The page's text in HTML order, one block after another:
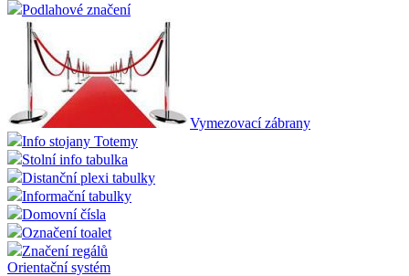
Podlahové značení
Vymezovací zábrany
Info stojany Totemy
Stolní info tabulka
Distanční plexi tabulky
Informační tabulky
Domovní čísla
Označení toalet
Značení regálů
Orientační systém